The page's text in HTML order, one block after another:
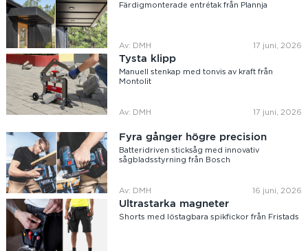
Färdigmonterade entrétak från Plannja
Av: DMH 17 juni, 2026
Tysta klipp
Manuell stenkap med tonvis av kraft från
Montolit
Av: DMH 17 juni, 2026
Fyra gånger högre precision
Batteridriven sticksåg med innovativ
sågbladsstyrning från Bosch
Av: DMH 16 juni, 2026
Ultrastarka magneter
Shorts med löstagbara spikfickor från Fristads